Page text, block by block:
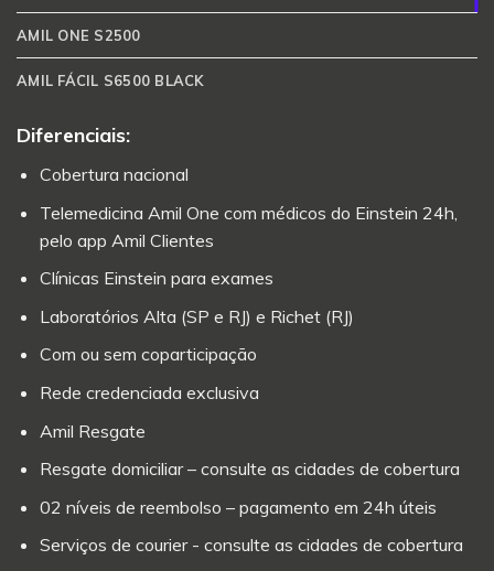
AMIL ONE S2500
AMIL FÁCIL S6500 BLACK
Diferenciais:
Cobertura nacional
Telemedicina Amil One com médicos do Einstein 24h,
pelo app Amil Clientes
Clínicas Einstein para exames
Laboratórios Alta (SP e RJ) e Richet (RJ)
Com ou sem coparticipação
Rede credenciada exclusiva
Amil Resgate
Resgate domiciliar – consulte as cidades de cobertura
02 níveis de reembolso – pagamento em 24h úteis
Serviços de courier - consulte as cidades de cobertura